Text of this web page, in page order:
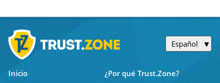
Español
Inicio
¿Por qué Trust.Zone?